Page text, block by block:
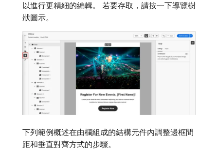
以進行更精細的編輯。 若要存取，請按一下導覽樹
狀圖示。
下列範例概述在由欄組成的結構元件內調整邊框間
距和垂直對齊方式的步驟。